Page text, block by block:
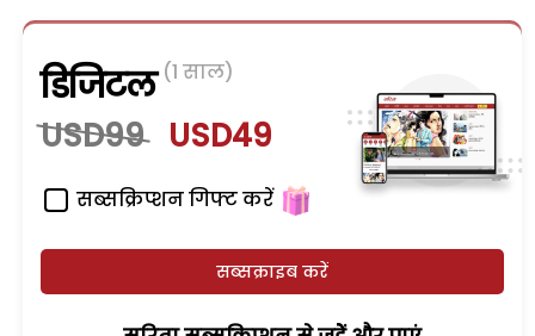
डिजिटल (1 साल)
USD99 USD49
सब्सक्रिप्शन गिफ्ट करें
सब्सक्राइब करें